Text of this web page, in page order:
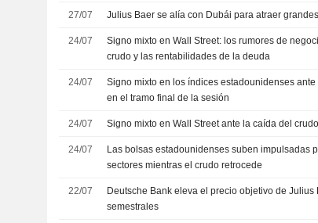
27/07 Julius Baer se alía con Dubái para atraer
24/07
Signo mixto en Wall Street: los rumores de
crudo y las rentabilidades de la deuda
24/07
Signo mixto en los índices estadounidenses
en el tramo final de la sesión
24/07 Signo mixto en Wall Street ante la caída del
24/07
Las bolsas estadounidenses suben impulsadas
sectores mientras el crudo retrocede
22/07
Deutsche Bank eleva el precio objetivo de Julius
semestrales